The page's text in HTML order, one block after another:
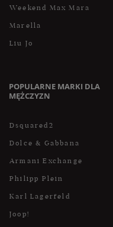
Weekend Max Mara
Marella
Liu Jo
POPULARNE MARKI DLA
MĘŻCZYZN
Dsquared2
Dolce & Gabbana
Armani Exchange
Philipp Plein
Karl Lagerfeld
Joop!